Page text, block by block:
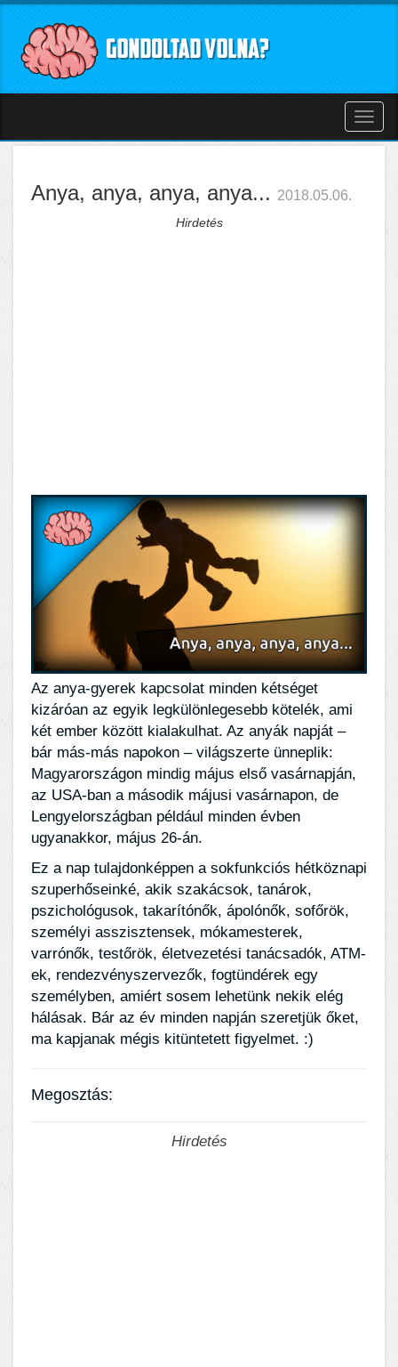
Anya, anya, anya, anya... 2018.05.06.
Hirdetés
Az anya-gyerek kapcsolat minden kétséget
kizáróan az egyik legkülönlegesebb kötelék, ami
két ember között kialakulhat. Az anyák napját –
bár más-más napokon – világszerte ünneplik:
Magyarországon mindig május első vasárnapján,
az USA-ban a második májusi vasárnapon, de
Lengyelországban például minden évben
ugyanakkor, május 26-án.
Ez a nap tulajdonképpen a sokfunkciós hétköznapi
szuperhőseinké, akik szakácsok, tanárok,
pszichológusok, takarítónők, ápolónők, sofőrök,
személyi asszisztensek, mókamesterek,
varrónők, testőrök, életvezetési tanácsadók, ATM-
ek, rendezvényszervezők, fogtündérek egy
személyben, amiért sosem lehetünk nekik elég
hálásak. Bár az év minden napján szeretjük őket,
ma kapjanak mégis kitüntetett figyelmet. :)
Megosztás:
Hirdetés